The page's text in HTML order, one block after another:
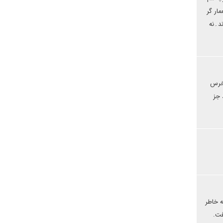
گر
خرس
جز
خاطر